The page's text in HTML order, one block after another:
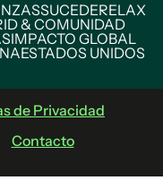
SUCEDERELAX
& COMUNIDAD
IMPACTO GLOBAL
ESTADOS UNIDOS
de Privacidad
Contacto